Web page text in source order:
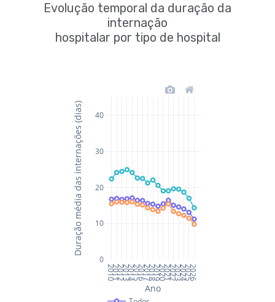
Evolução temporal da duração da
internação
hospitalar por tipo de hospital